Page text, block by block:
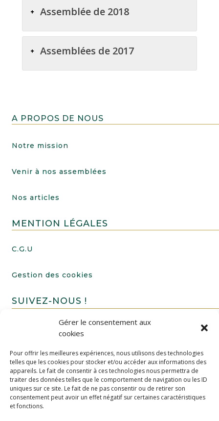
Gérer le consentement aux
cookies
Pour offrir les meilleures expériences, nous utilisons des technologies
telles que les cookies pour stocker et/ou accéder aux informations des
appareils. Le fait de consentir à ces technologies nous permettra de
traiter des données telles que le comportement de navigation ou les ID
uniques sur ce site. Le fait de ne pas consentir ou de retirer son
consentement peut avoir un effet négatif sur certaines caractéristiques
et fonctions.
Assemblée de 2018
Assemblées de 2017
A PROPOS DE NOUS
Notre mission
Venir à nos assemblées
Nos articles
MENTION LÉGALES
C.G.U
Gestion des cookies
SUIVEZ-NOUS !
FAIRE UN DON